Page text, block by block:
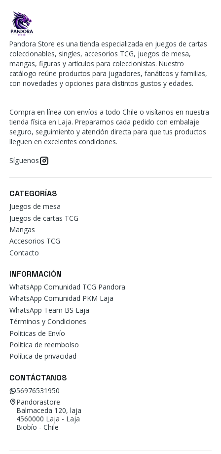
Pandora Store es una tienda especializada en juegos de cartas
coleccionables, singles, accesorios TCG, juegos de mesa,
mangas, figuras y artículos para coleccionistas. Nuestro
catálogo reúne productos para jugadores, fanáticos y familias,
con novedades y opciones para distintos gustos y edades.
Compra en línea con envíos a todo Chile o visítanos en nuestra
tienda física en Laja. Preparamos cada pedido con embalaje
seguro, seguimiento y atención directa para que tus productos
lleguen en excelentes condiciones.
Síguenos
CATEGORÍAS
Juegos de mesa
Juegos de cartas TCG
Mangas
Accesorios TCG
Contacto
INFORMACIÓN
WhatsApp Comunidad TCG Pandora
WhatsApp Comunidad PKM Laja
WhatsApp Team BS Laja
Términos y Condiciones
Politicas de Envío
Política de reembolso
Política de privacidad
CONTÁCTANOS
56976531950
Pandorastore
Balmaceda 120, laja
4560000 Laja - Laja
Biobío - Chile